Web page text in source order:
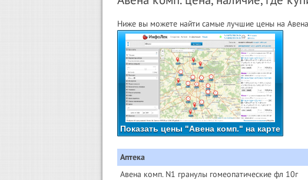
Ниже вы можете найти самые лучшие цены на
Показать цены "Авена комп." на карте
Аптека
Авена комп. N1 гранулы гомеопатические фл 10г